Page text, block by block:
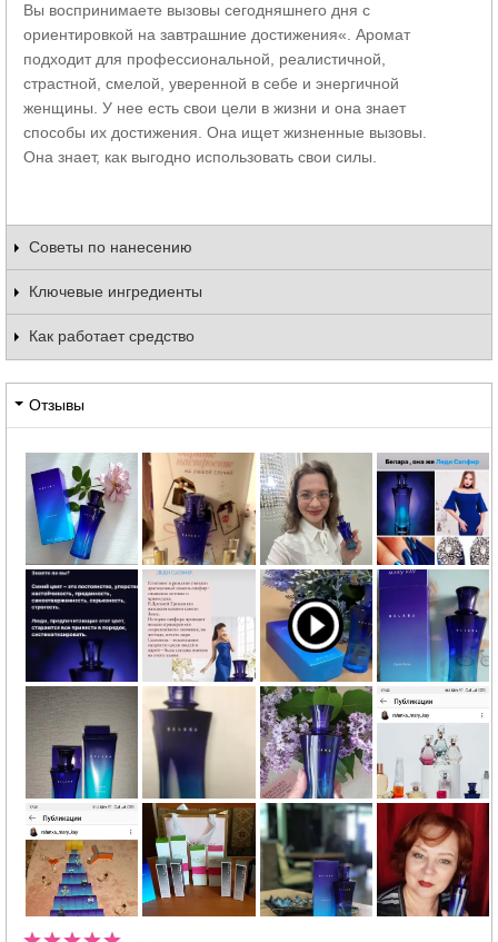
Вы воспринимаете вызовы сегодняшнего дня с
ориентировкой на завтрашние достижения«. Аромат
подходит для профессиональной, реалистичной,
страстной, смелой, уверенной в себе и энергичной
женщины. У нее есть свои цели в жизни и она знает
способы их достижения. Она ищет жизненные вызовы.
Она знает, как выгодно использовать свои силы.
Советы по нанесению
Ключевые ингредиенты
Как работает средство
Отзывы